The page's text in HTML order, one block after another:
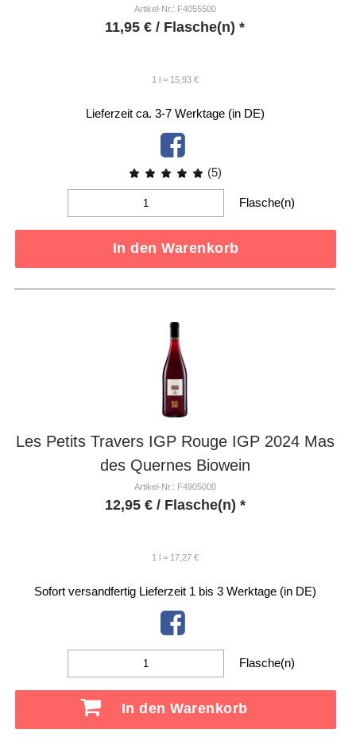
Artikel-Nr.: F4055500
11,95 € / Flasche(n) *
1 l = 15,93 €
Lieferzeit ca. 3-7 Werktage (in DE)
(5)
Flasche(n)
In den Warenkorb
Les Petits Travers IGP Rouge IGP 2024 Mas
des Quernes Biowein
Artikel-Nr.: F4905000
12,95 €/ Flasche(n) *
1 l = 17,27 €
Sofort versandfertig Lieferzeit 1 bis 3 Werktage (in DE)
Flasche(n)
In den Warenkorb